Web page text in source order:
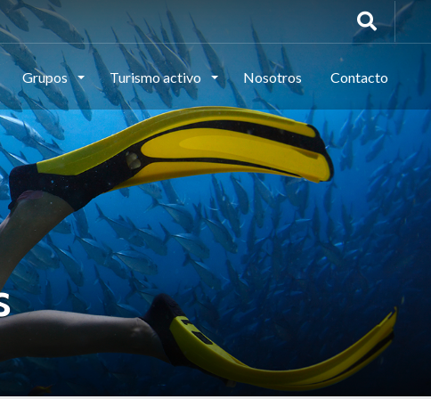
Grupos Turismo activo Nosotros Contacto